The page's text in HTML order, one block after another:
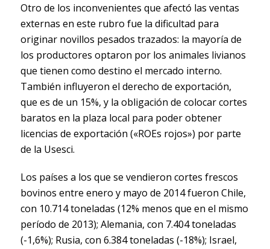
Otro de los inconvenientes que afectó las ventas
externas en este rubro fue la dificultad para
originar novillos pesados trazados: la mayoría de
los productores optaron por los animales livianos
que tienen como destino el mercado interno.
También influyeron el derecho de exportación,
que es de un 15%, y la obligación de colocar cortes
baratos en la plaza local para poder obtener
licencias de exportación («ROEs rojos») por parte
de la Usesci.
Los países a los que se vendieron cortes frescos
bovinos entre enero y mayo de 2014 fueron Chile,
con 10.714 toneladas (12% menos que en el mismo
período de 2013); Alemania, con 7.404 toneladas
(-1,6%); Rusia, con 6.384 toneladas (-18%); Israel,